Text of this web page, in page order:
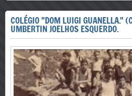
COLÉGIO "DOM LUIGI GUANELLA."
UMBERTIN JOELHOS ESQUERDO.